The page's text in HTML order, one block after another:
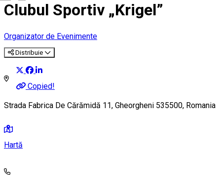
Clubul Sportiv „Krigel”
Organizator de Evenimente
Distribuie
Copied!
Strada Fabrica De Cărămidă 11, Gheorgheni 535500, Romania
Hartă